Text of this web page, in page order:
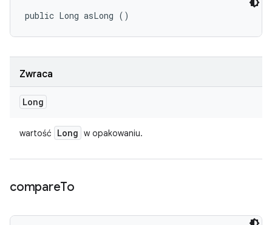
public Long asLong ()
Zwraca
Long
wartość Long w opakowaniu.
compareTo